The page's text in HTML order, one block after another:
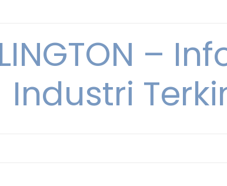
–
Industri